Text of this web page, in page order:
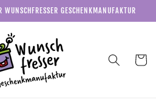
GESCHENKMANUFAKTUR